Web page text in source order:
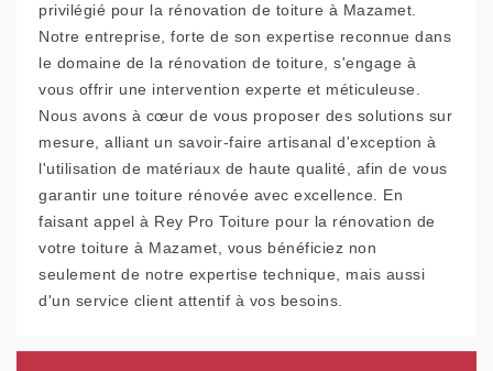
privilégié pour la rénovation de toiture à Mazamet.
Notre entreprise, forte de son expertise reconnue dans
le domaine de la rénovation de toiture, s'engage à
vous offrir une intervention experte et méticuleuse.
Nous avons à cœur de vous proposer des solutions sur
mesure, alliant un savoir-faire artisanal d'exception à
l'utilisation de matériaux de haute qualité, afin de vous
garantir une toiture rénovée avec excellence. En
faisant appel à Rey Pro Toiture pour la rénovation de
votre toiture à Mazamet, vous bénéficiez non
seulement de notre expertise technique, mais aussi
d'un service client attentif à vos besoins.